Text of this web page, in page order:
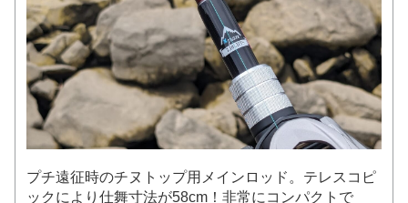
プチ遠征時のチヌトップ用メインロッド。テレスコピ
ックにより仕舞寸法が58cm！非常にコンパクトで